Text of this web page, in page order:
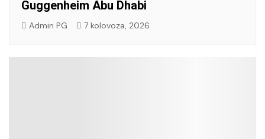
Guggenheim Abu Dhabi
Admin PG 7 kolovoza, 2026